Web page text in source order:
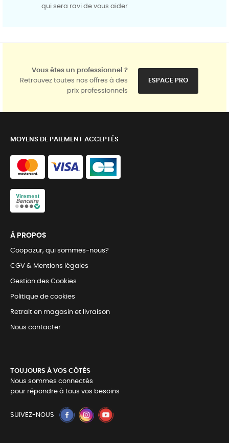
qui sera ravi de vous aider
Vous êtes un professionnel ?
Retrouvez toutes nos offres à des
prix professionnels
ESPACE PRO
MOYENS DE PAIEMENT ACCEPTÉS
Á PROPOS
Coopazur, qui sommes-nous?
CGV & Mentions légales
Gestion des Cookies
Politique de cookies
Retrait en magasin et livraison
Nous contacter
TOUJOURS Á VOS CÔTÉS
Nous sommes connectés
pour répondre à tous vos besoins
SUIVEZ-NOUS